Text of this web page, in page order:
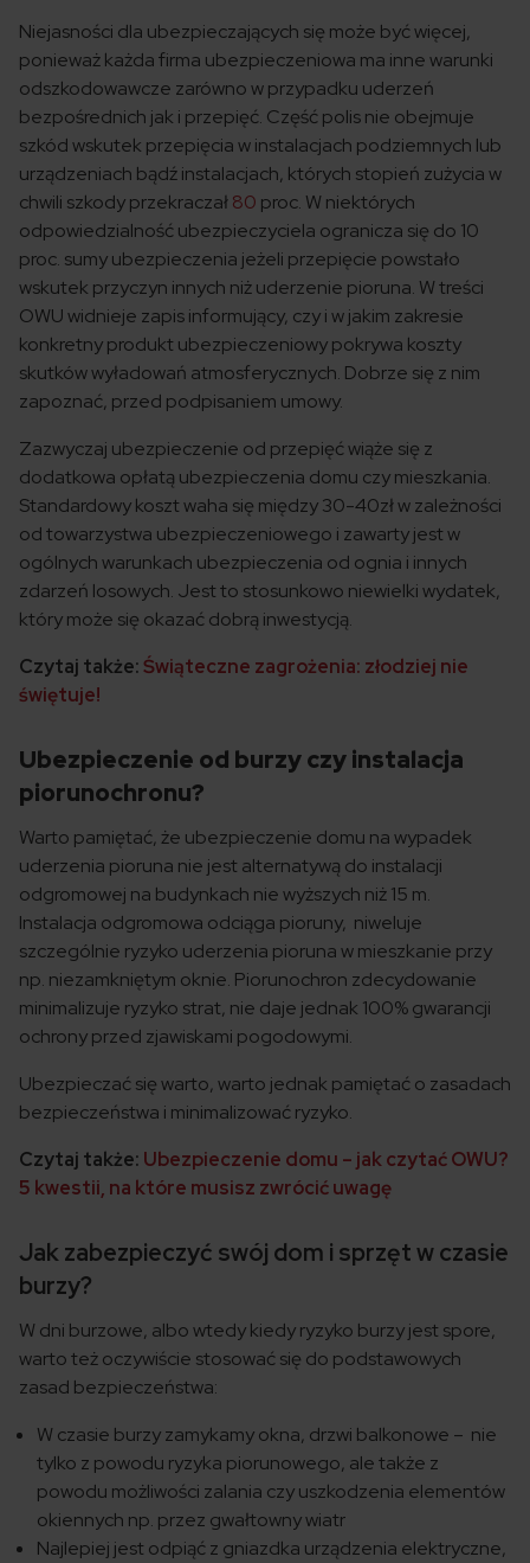
Niejasności dla ubezpieczających się może być więcej,
ponieważ każda firma ubezpieczeniowa ma inne warunki
odszkodowawcze zarówno w przypadku uderzeń
bezpośrednich jak i przepięć. Część polis nie obejmuje
szkód wskutek przepięcia w instalacjach podziemnych lub
urządzeniach bądź instalacjach, których stopień zużycia w
chwili szkody przekraczał80 proc. W niektórych
odpowiedzialność ubezpieczyciela ogranicza się do 10
proc. sumy ubezpieczenia jeżeli przepięcie powstało
wskutek przyczyn innych niż uderzenie pioruna. W treści
OWU widnieje zapis informujący, czy i w jakim zakresie
konkretny produkt ubezpieczeniowy pokrywa koszty
skutków wyładowań atmosferycznych. Dobrze się z nim
zapoznać, przed podpisaniem umowy.
Zazwyczaj ubezpieczenie od przepięć wiąże się z
dodatkowa opłatą ubezpieczenia domu czy mieszkania.
Standardowy koszt waha się między 30-40zł w zależności
od towarzystwa ubezpieczeniowego i zawarty jest w
ogólnych warunkach ubezpieczenia od ognia i innych
zdarzeń losowych. Jest to stosunkowo niewielki wydatek,
który może się okazać dobrą inwestycją.
Czytaj także:Świąteczne zagrożenia: złodziej nie
świętuje!
Ubezpieczenie od burzy czy instalacja
piorunochronu?
Warto pamiętać, że ubezpieczenie domu na wypadek
uderzenia pioruna nie jest alternatywą do instalacji
odgromowej na budynkach nie wyższych niż 15 m.
Instalacja odgromowa odciąga pioruny, niweluje
szczególnie ryzyko uderzenia pioruna w mieszkanie przy
np. niezamkniętym oknie. Piorunochron zdecydowanie
minimalizuje ryzyko strat, nie daje jednak 100% gwarancji
ochrony przed zjawiskami pogodowymi.
Ubezpieczać się warto, warto jednak pamiętać o zasadach
bezpieczeństwa i minimalizować ryzyko.
Czytaj także: Ubezpieczenie domu – jak czytać OWU?
5 kwestii, na które musisz zwrócić uwagę
Jak zabezpieczyć swój dom i sprzęt w czasie
burzy?
W dni burzowe, albo wtedy kiedy ryzyko burzy jest spore,
warto też oczywiście stosować się do podstawowych
zasad bezpieczeństwa:
W czasie burzy zamykamy okna, drzwi balkonowe – nie
tylko z powodu ryzyka piorunowego, ale także z
powodu możliwości zalania czy uszkodzenia elementów
okiennych np. przez gwałtowny wiatr
Najlepiej jest odpiąć z gniazdka urządzenia elektryczne,